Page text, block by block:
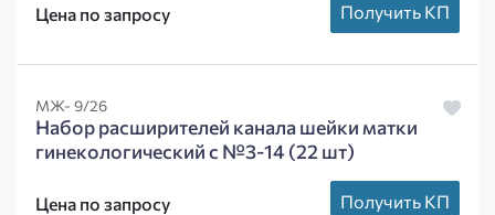
Цена по запросу Получить КП
МЖ- 9/26
Набор расширителей канала шейки матки
гинекологический с №3-14 (22 шт)
Цена по запросу Получить КП